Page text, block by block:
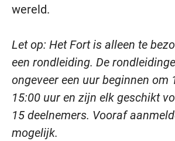
wereld.
Let op: Het Fort is alleen te
een rondleiding. De
ongeveer een uur beginnen om
15:00 uur en zijn elk geschikt
15 deelnemers. Vooraf
mogelijk.